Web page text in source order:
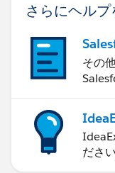
さらにヘル
その
ださい